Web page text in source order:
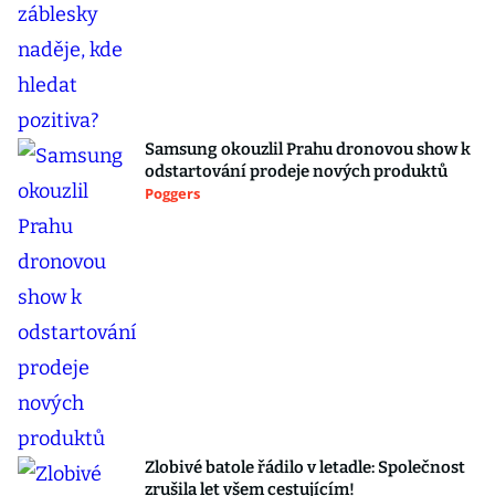
Samsung okouzlil Prahu dronovou show k
odstartování prodeje nových produktů
Poggers
Zlobivé batole řádilo v letadle: Společnost
zrušila let všem cestujícím!